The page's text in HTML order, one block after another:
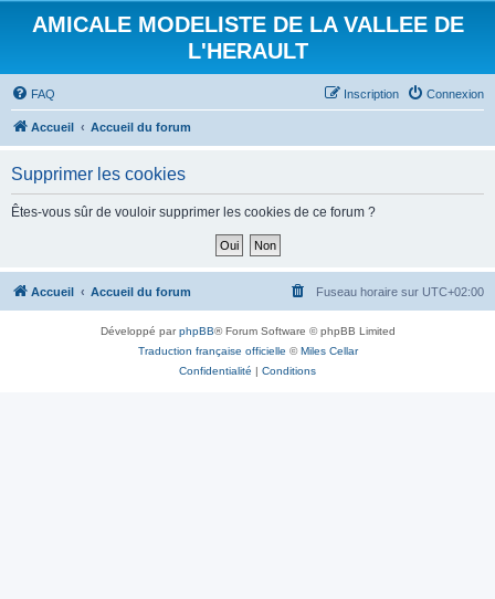
AMICALE MODELISTE DE LA VALLEE DE
L'HERAULT
FAQ Connexion
Inscription
Accueil Accueil du forum
Supprimer les cookies
Êtes-vous sûr de vouloir supprimer les cookies de ce forum ?
Accueil Accueil du forum Fuseau horaire sur UTC+02:00
Développé parphpBB® Forum Software © phpBB Limited
Traduction française officielle ©Miles Cellar
Confidentialité | Conditions